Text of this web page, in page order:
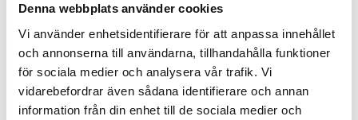
Denna webbplats använder cookies
Vi använder enhetsidentifierare för att anpassa innehållet
och annonserna till användarna, tillhandahålla funktioner
för sociala medier och analysera vår trafik. Vi
vidarebefordrar även sådana identifierare och annan
information från din enhet till de sociala medier och
BRA FETTER
Bland de vanligaste
dödsorsakerna idag finner vi
VAD ÄR ADAPTOGENER?
Många pratar om adaptogener,
hur bra de är för kroppen och att